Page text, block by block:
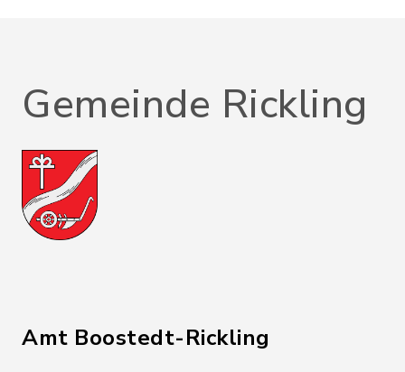
Gemeinde Rickling
Amt Boostedt-Rickling